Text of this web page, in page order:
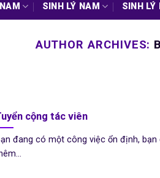
SINH LÝ NAM SINH LÝ
AUTHOR ARCHIVES:
cộng tác viên
đang có một công việc ổn định,